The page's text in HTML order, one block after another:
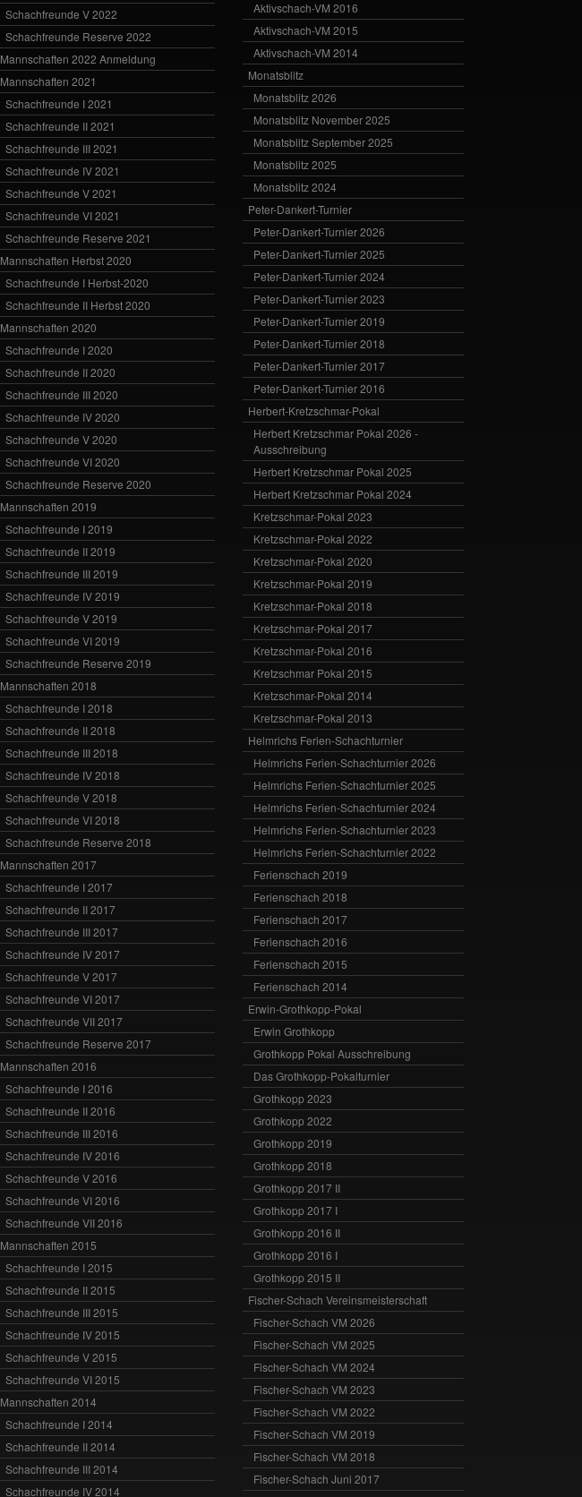
Schachfreunde V 2022
Schachfreunde Reserve 2022
Mannschaften 2022 Anmeldung
Mannschaften 2021
Schachfreunde I 2021
Schachfreunde II 2021
Schachfreunde III 2021
Schachfreunde IV 2021
Schachfreunde V 2021
Schachfreunde VI 2021
Schachfreunde Reserve 2021
Mannschaften Herbst 2020
Schachfreunde I Herbst-2020
Schachfreunde II Herbst 2020
Mannschaften 2020
Schachfreunde I 2020
Schachfreunde II 2020
Schachfreunde III 2020
Schachfreunde IV 2020
Schachfreunde V 2020
Schachfreunde VI 2020
Schachfreunde Reserve 2020
Mannschaften 2019
Schachfreunde I 2019
Schachfreunde II 2019
Schachfreunde III 2019
Schachfreunde IV 2019
Schachfreunde V 2019
Schachfreunde VI 2019
Schachfreunde Reserve 2019
Mannschaften 2018
Schachfreunde I 2018
Schachfreunde II 2018
Schachfreunde III 2018
Schachfreunde IV 2018
Schachfreunde V 2018
Schachfreunde VI 2018
Schachfreunde Reserve 2018
Mannschaften 2017
Schachfreunde I 2017
Schachfreunde II 2017
Schachfreunde III 2017
Schachfreunde IV 2017
Schachfreunde V 2017
Schachfreunde VI 2017
Schachfreunde VII 2017
Schachfreunde Reserve 2017
Mannschaften 2016
Schachfreunde I 2016
Schachfreunde II 2016
Schachfreunde III 2016
Schachfreunde IV 2016
Schachfreunde V 2016
Schachfreunde VI 2016
Schachfreunde VII 2016
Mannschaften 2015
Schachfreunde I 2015
Schachfreunde II 2015
Schachfreunde III 2015
Schachfreunde IV 2015
Schachfreunde V 2015
Schachfreunde VI 2015
Mannschaften 2014
Schachfreunde I 2014
Schachfreunde II 2014
Schachfreunde III 2014
Schachfreunde IV 2014
Aktivschach-VM 2016
Aktivschach-VM 2015
Aktivschach-VM 2014
Monatsblitz
Monatsblitz 2026
Monatsblitz November 2025
Monatsblitz September 2025
Monatsblitz 2025
Monatsblitz 2024
Peter-Dankert-Turnier
Peter-Dankert-Turnier 2026
Peter-Dankert-Turnier 2025
Peter-Dankert-Turnier 2024
Peter-Dankert-Turnier 2023
Peter-Dankert-Turnier 2019
Peter-Dankert-Turnier 2018
Peter-Dankert-Turnier 2017
Peter-Dankert-Turnier 2016
Herbert-Kretzschmar-Pokal
Herbert Kretzschmar Pokal 2026 -
Ausschreibung
Herbert Kretzschmar Pokal 2025
Herbert Kretzschmar Pokal 2024
Kretzschmar-Pokal 2023
Kretzschmar-Pokal 2022
Kretzschmar-Pokal 2020
Kretzschmar-Pokal 2019
Kretzschmar-Pokal 2018
Kretzschmar-Pokal 2017
Kretzschmar-Pokal 2016
Kretzschmar Pokal 2015
Kretzschmar-Pokal 2014
Kretzschmar-Pokal 2013
Helmrichs Ferien-Schachturnier
Helmrichs Ferien-Schachturnier 2026
Helmrichs Ferien-Schachturnier 2025
Helmrichs Ferien-Schachturnier 2024
Helmrichs Ferien-Schachturnier 2023
Helmrichs Ferien-Schachturnier 2022
Ferienschach 2019
Ferienschach 2018
Ferienschach 2017
Ferienschach 2016
Ferienschach 2015
Ferienschach 2014
Erwin-Grothkopp-Pokal
Erwin Grothkopp
Grothkopp Pokal Ausschreibung
Das Grothkopp-Pokalturnier
Grothkopp 2023
Grothkopp 2022
Grothkopp 2019
Grothkopp 2018
Grothkopp 2017 II
Grothkopp 2017 I
Grothkopp 2016 II
Grothkopp 2016 I
Grothkopp 2015 II
Fischer-Schach Vereinsmeisterschaft
Fischer-Schach VM 2026
Fischer-Schach VM 2025
Fischer-Schach VM 2024
Fischer-Schach VM 2023
Fischer-Schach VM 2022
Fischer-Schach VM 2019
Fischer-Schach VM 2018
Fischer-Schach Juni 2017